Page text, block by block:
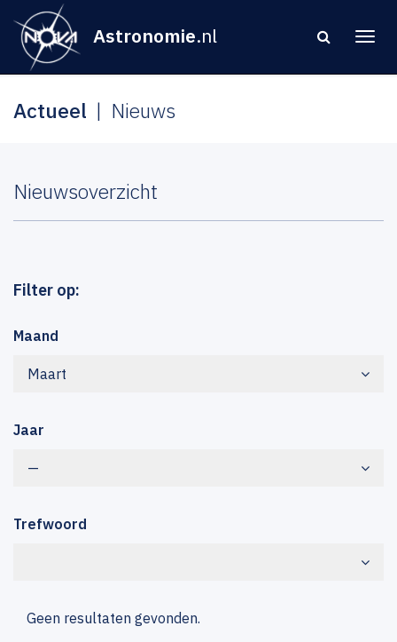
Astronomie.nl
Actueel Nieuws
Nieuwsoverzicht
Filter op:
Maand
Maart
Jaar
—
Trefwoord
Geen resultaten gevonden.